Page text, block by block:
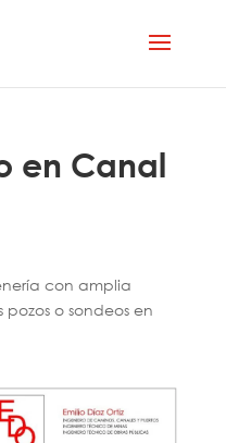
en Canal
con amplia
o sondeos en